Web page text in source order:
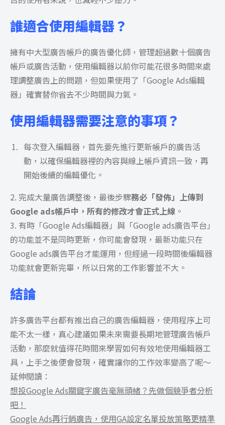
誰適合使用編輯器？
擁有中大型廣告帳戶的廣告優化師，管理超過數十個廣告
帳戶或廣告活動，使用編輯器以前你可能花很多時間來處
理調整廣告上的問題，但如果使用了 「Google Ads編輯
器」確實替你省去不少時間與力氣。
使用編輯器需要注意的事項？
每次登入編輯器，首先要先進行更新帳戶的廣告活
動，以確保編輯器裡的內容與線上帳戶資訊一致，再
開始後續的編輯優化。
2. 完成大量廣告調整後，最後步驟務必「發佈」上傳到
Google ads帳戶中，所有的修改才會正式上線 。
3. 有時 「Google Ads編輯器」與「Google ads廣告平台 」
的功能並不是同時更新，你可能會發現，最新功能只在
Google ads廣告平台才能運用，但經過一段時間後編輯器
功能就會更新完畢，所以日常的工作影響並不大。
結論
許多廣告平台都有推出自己的廣告編輯器，使用程序上可
能不太一樣，真心建議如果未來需要長期地管理廣告帳戶
活動，那麼就值得花時間來學習如何有效地使用編輯器工
具，上手之後便會發現，確實讓你的工作效率變高了呢～
延伸閱讀：
想投Google Ads關鍵字廣告毫無頭緒？先做個競爭者分析
吧！
Google Ads再行銷廣告，使用GA設定名單投放策略更精準